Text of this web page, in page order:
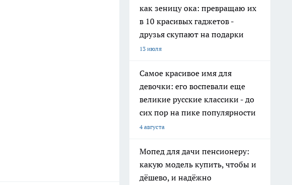
как зеницу ока: превращаю их
в 10 красивых гаджетов -
друзья скупают на подарки
13 июля
Самое красивое имя для
девочки: его воспевали еще
великие русские классики - до
сих пор на пике популярности
4 августа
Мопед для дачи пенсионеру:
какую модель купить, чтобы и
дёшево, и надёжно